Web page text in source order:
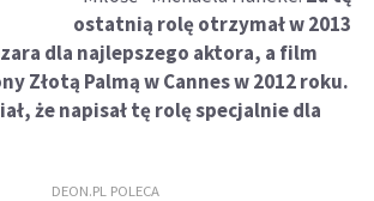
ostatnią rolę otrzymał w 2013
dla najlepszego aktora, a film
Złotą Palmą w Cannes w 2012 roku.
że napisał tę rolę specjalnie dla
DEON.PL POLECA